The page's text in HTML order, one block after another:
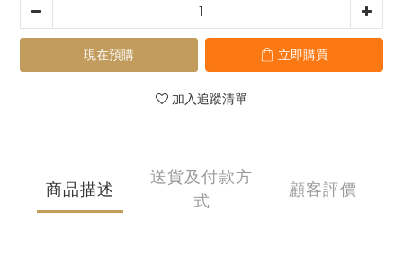
現在預購 立即購買
加入追蹤清單
商品描述
送貨及付款方
式
顧客評價